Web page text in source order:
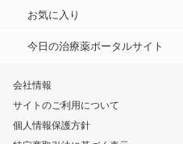
お気に入り
今日の治療薬ポータルサイト
会社情報
サイトのご利用について
個人情報保護方針